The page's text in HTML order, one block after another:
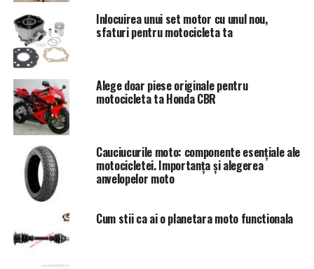
modelul tău
• Prețuri competitive – tarife avantajoase de la dealer
autorizat
• Livrare rapidă în toată țara – primești produsul în
timp scurt
• Consultanță tehnică specializată – suport pentru
alegerea corectă
• Garanție oficială – protecție completă pentru investiția
• Stoc diversificat – multiple variante pentru
personalizare
• Retur simplu – politică flexibilă în caz de nepotrivire
• Instrucțiuni de montaj – ghiduri clare pentru instalare
• Suport post-vânzare profesionist – asistență continuă
Inlocuirea unui set motor cu unul nou,
sfaturi pentru motocicleta ta
Alege doar piese originale pentru
motocicleta ta Honda CBR
Cauciucurile moto: componente esențiale ale
motocicletei. Importanța și alegerea
anvelopelor moto
Cum stii ca ai o planetara moto functionala